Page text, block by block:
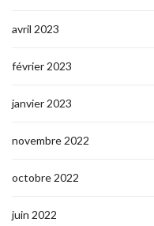
avril 2023
février 2023
janvier 2023
novembre 2022
octobre 2022
juin 2022